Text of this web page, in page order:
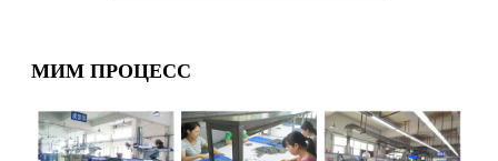
МИМ ПРОЦЕСС